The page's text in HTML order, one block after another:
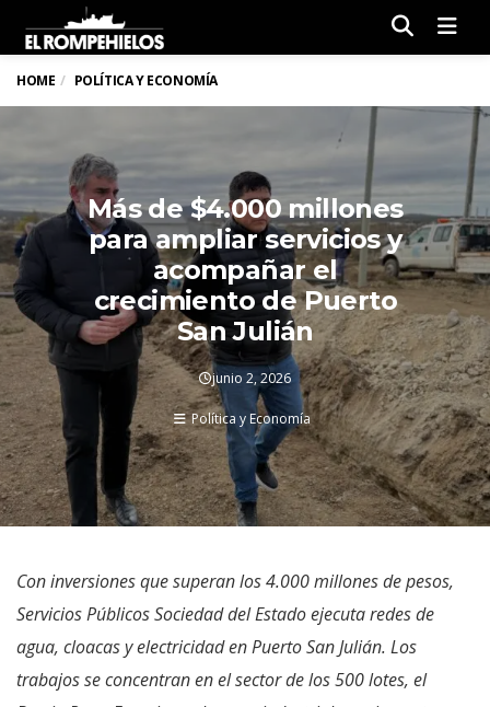
HOME POLÍTICA Y ECONOMÍA
Más de $4.000 millones
para ampliar servicios y
acompañar el
crecimiento de Puerto
San Julián
junio 2, 2026
Política y Economía
Con inversiones que superan los 4.000 millones de pesos,
Servicios Públicos Sociedad del Estado ejecuta redes de
agua, cloacas y electricidad en Puerto San Julián. Los
trabajos se concentran en el sector de los 500 lotes, el